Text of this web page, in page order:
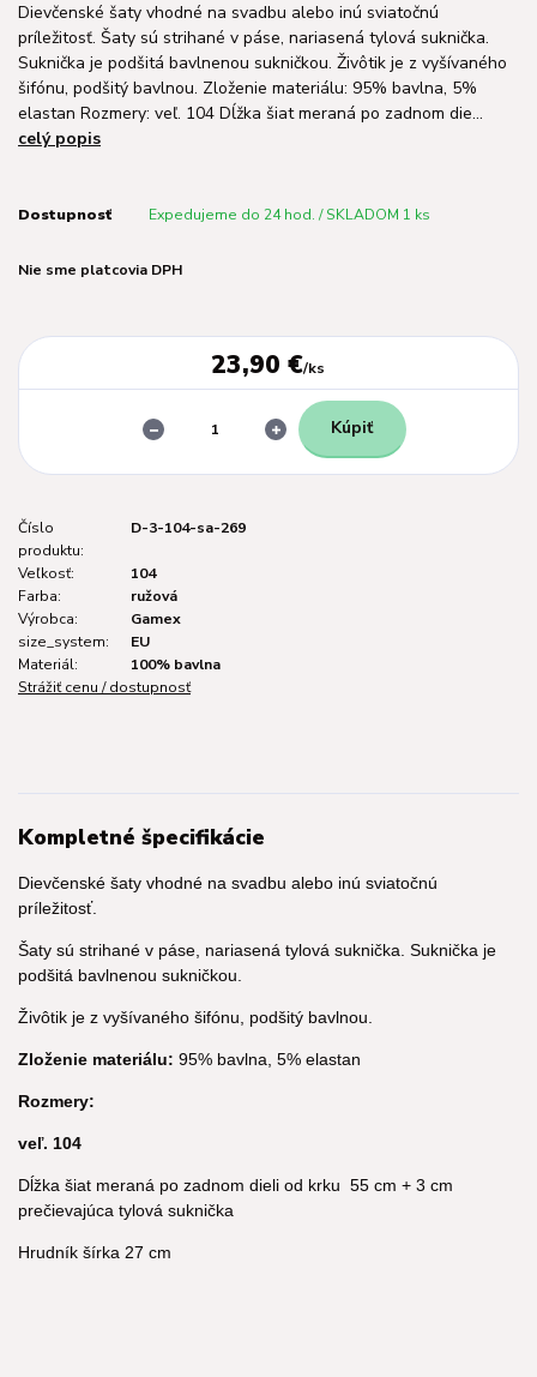
Dievčenské šaty vhodné na svadbu alebo inú sviatočnú
príležitosť. Šaty sú strihané v páse, nariasená tylová suknička.
Suknička je podšitá bavlnenou sukničkou. Živôtik je z vyšívaného
šifónu, podšitý bavlnou. Zloženie materiálu: 95% bavlna, 5%
elastan Rozmery: veľ. 104 Dĺžka šiat meraná po zadnom die...
celý popis
Dostupnosť Expedujeme do 24 hod. / SKLADOM 1 ks
Nie sme platcovia DPH
23,90 €/ks
Kúpiť
Číslo
produktu:
D-3-104-sa-269
Veľkosť:
104
Farba:
ružová
Výrobca:
Gamex
size_system:
EU
Materiál:
100% bavlna
Strážiť cenu / dostupnosť
Kompletné špecifikácie
Dievčenské šaty vhodné na svadbu alebo inú sviatočnú
príležitosť.
Šaty sú strihané v páse, nariasená tylová suknička. Suknička je
podšitá bavlnenou sukničkou.
Živôtik je z vyšívaného šifónu, podšitý bavlnou.
Zloženie materiálu: 95% bavlna, 5% elastan
Rozmery:
veľ. 104
Dĺžka šiat meraná po zadnom dieli od krku 55 cm + 3 cm
prečievajúca tylová suknička
Hrudník šírka 27 cm